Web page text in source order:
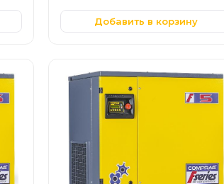
Добавить в корзину